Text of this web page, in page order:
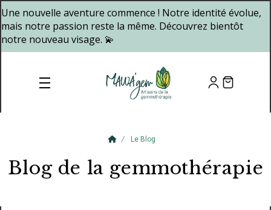
Une nouvelle aventure commence ! Notre identité évolue,
mais notre passion reste la même. Découvrez bientôt
notre nouveau visage. 💫
Le Blog
Blog de la gemmothérapie
Panneau de gestion des cookies